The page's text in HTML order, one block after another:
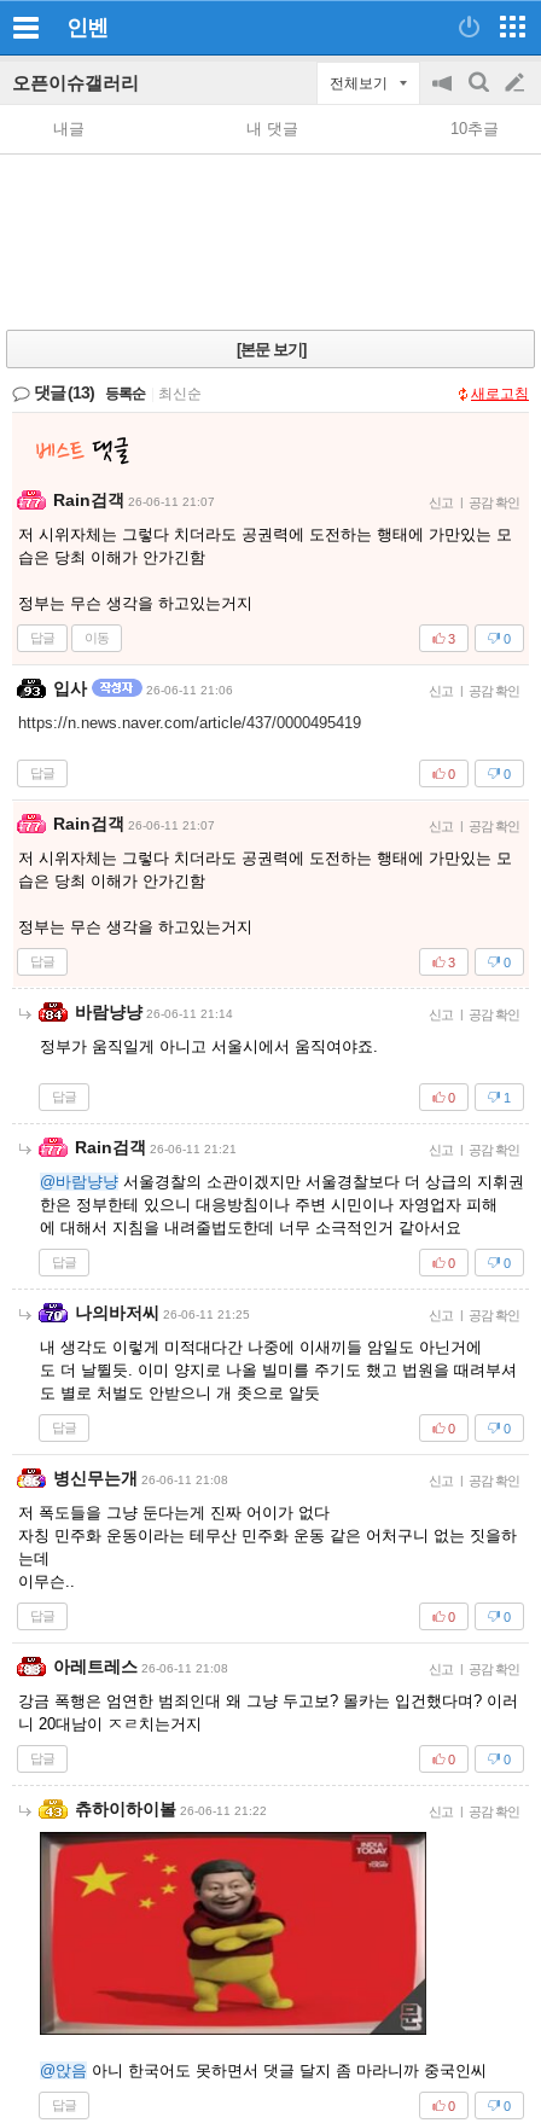
인벤
오픈이슈갤러리 전체보기
공
지
on/off
검
색
글
쓰
내글 내 댓글 10추글
[본문 보기]
댓글(13) 등록순 최신순 새로고침
Rain검객 26-06-11 21:07 신고 | 공감 확인
저 시위자체는 그렇다 치더라도 공권력에 도전하는 행태에 가만있는 모
습은 당최 이해가 안가긴함
정부는 무슨 생각을 하고있는거지
답글 이동 0
3
입사 26-06-11 21:06 신고 | 공감 확인
https://n.news.naver.com/article/437/0000495419
답글 0
0
Rain검객 26-06-11 21:07 신고 | 공감 확인
저 시위자체는 그렇다 치더라도 공권력에 도전하는 행태에 가만있는 모
습은 당최 이해가 안가긴함
정부는 무슨 생각을 하고있는거지
답글 0
3
바람냥냥 26-06-11 21:14 신고 | 공감 확인
정부가 움직일게 아니고 서울시에서 움직여야죠.
답글 1
0
Rain검객 26-06-11 21:21 신고 | 공감 확인
@바람냥냥 서울경찰의 소관이겠지만 서울경찰보다 더 상급의 지휘권
한은 정부한테 있으니 대응방침이나 주변 시민이나 자영업자 피해
에 대해서 지침을 내려줄법도한데 너무 소극적인거 같아서요
답글 0
0
나의바저씨 26-06-11 21:25 신고 | 공감 확인
내 생각도 이렇게 미적대다간 나중에 이새끼들 암일도 아닌거에
도 더 날뛸듯. 이미 양지로 나올 빌미를 주기도 했고 법원을 때려부셔
도 별로 처벌도 안받으니 개 좃으로 알둣
답글 0
0
병신무는개 26-06-11 21:08 신고 | 공감 확인
저 폭도들을 그냥 둔다는게 진짜 어이가 없다
자칭 민주화 운동이라는 테무산 민주화 운동 같은 어처구니 없는 짓을하
는데
이무슨..
답글 0
0
아레트레스 26-06-11 21:08 신고 | 공감 확인
강금 폭행은 엄연한 범죄인대 왜 그냥 두고보? 몰카는 입건했다며? 이러
니 20대남이 ㅈㄹ치는거지
답글 0
0
츄하이하이볼 26-06-11 21:22 신고 | 공감 확인
@앉음 아니 한국어도 못하면서 댓글 달지 좀 마라니까 중국인씨
답글 0
0